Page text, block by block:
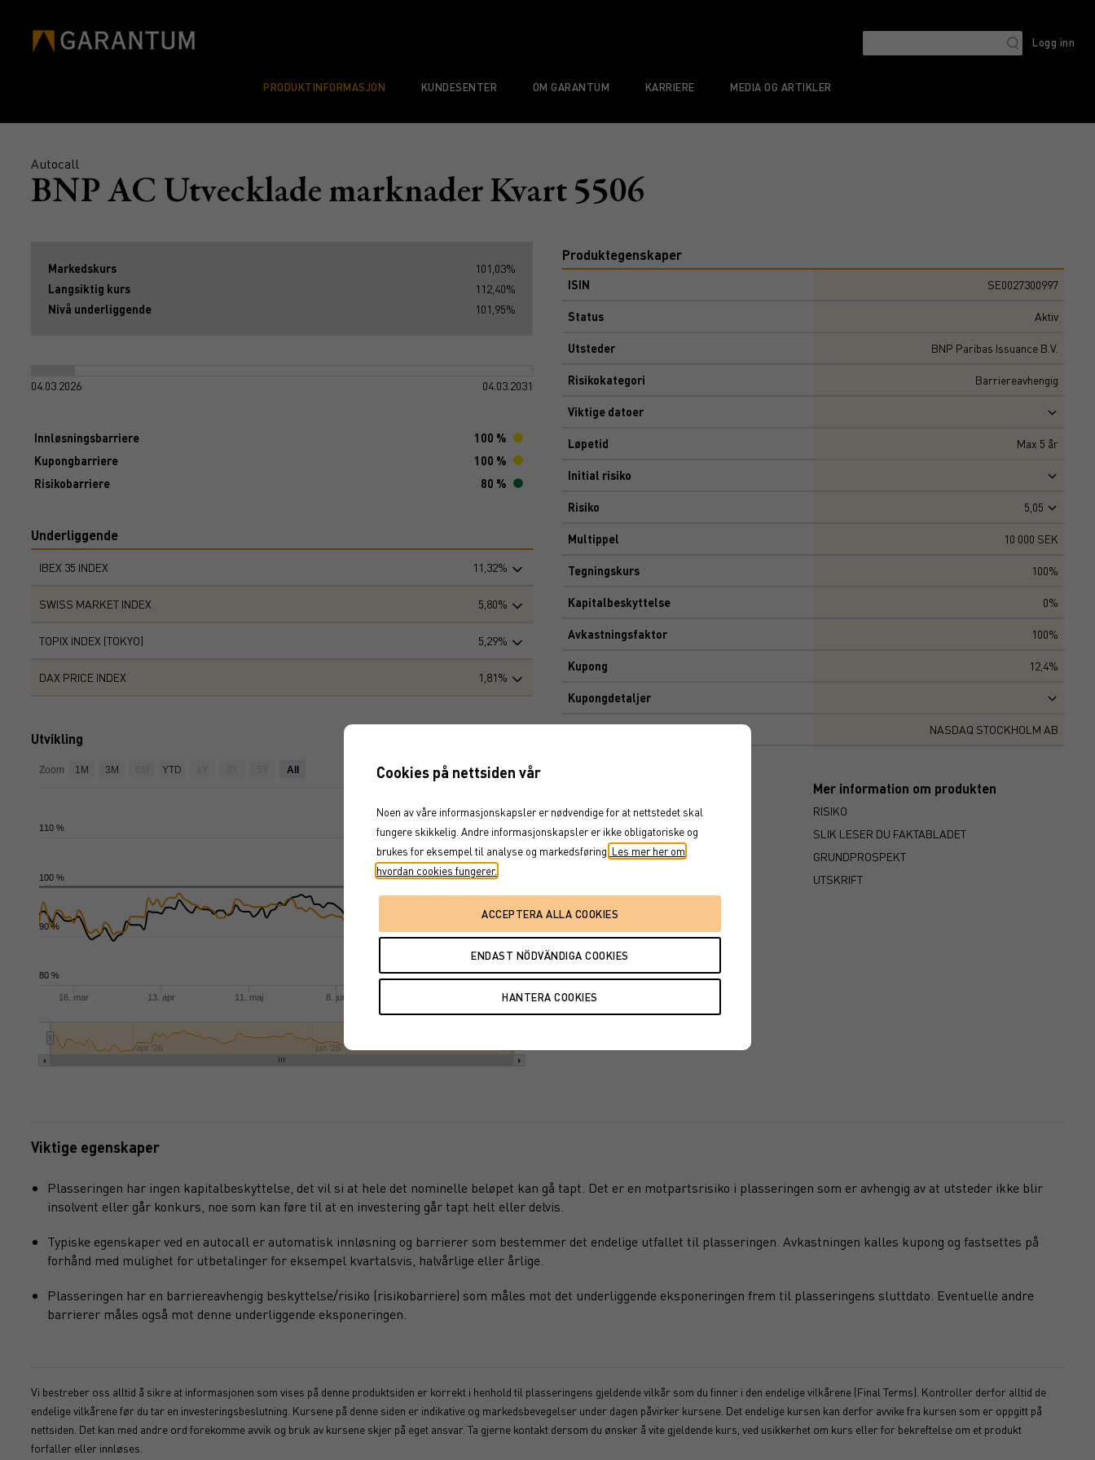
Logg inn
PRODUKTINFORMASJON KUNDESENTER OM GARANTUM KARRIERE MEDIA OG ARTIKLER
Autocall
BNP AC Utvecklade marknader Kvart 5506
Markedskurs
101,03%
Langsiktig kurs
112,40%
Nivå underliggende
101,95%
04.03.2026 04.03.2031
Innløsningsbarriere
100 %
Kupongbarriere
100 %
Risikobarriere
80 %
Underliggende
IBEX 35 INDEX 11,32%
SWISS MARKET INDEX 5,80%
TOPIX INDEX (TOKYO) 5,29%
DAX PRICE INDEX 1,81%
Utvikling
16. mar 13. apr 11. maj 8. jun 3. aug
apr '26 jun '26
90 %
100 %
110 %
80 %
Zoom 1M 3M YTD All mar 4, 2026 → aug 6, 2026
Produktegenskaper
ISIN SE0027300997
Status Aktiv
Utsteder BNP Paribas Issuance B.V.
Risikokategori Barriereavhengig
Viktige datoer
Løpetid Max 5 år
Initial risiko
Risiko 5,05
Multippel 10 000 SEK
Tegningskurs 100%
Kapitalbeskyttelse 0%
Avkastningsfaktor 100%
Kupong 12,4%
Kupongdetaljer
Markedsplass NASDAQ STOCKHOLM AB
Mer information om produkten
RISIKO
SLIK LESER DU FAKTABLADET
GRUNDPROSPEKT
UTSKRIFT
Viktige egenskaper
Plasseringen har ingen kapitalbeskyttelse, det vil si at hele det nominelle beløpet kan gå tapt. Det er en motpartsrisiko i plasseringen som er avhengig av at utsteder ikke blir
insolvent eller går konkurs, noe som kan føre til at en investering går tapt helt eller delvis.
Typiske egenskaper ved en autocall er automatisk innløsning og barrierer som bestemmer det endelige utfallet til plasseringen. Avkastningen kalles kupong og fastsettes på
forhånd med mulighet for utbetalinger for eksempel kvartalsvis, halvårlige eller årlige.
Plasseringen har en barriereavhengig beskyttelse/risiko (risikobarriere) som måles mot det underliggende eksponeringen frem til plasseringens sluttdato. Eventuelle andre
barrierer måles også mot denne underliggende eksponeringen.
Vi bestreber oss alltid å sikre at informasjonen som vises på denne produktsiden er korrekt i henhold til plasseringens gjeldende vilkår som du finner i den endelige vilkårene (Final Terms). Kontroller derfor alltid de
endelige vilkårene før du tar en investeringsbeslutning. Kursene på denne siden er indikative og markedsbevegelser under dagen påvirker kursene. Det endelige kursen kan derfor avvike fra kursen som er oppgitt på
nettsiden. Det kan med andre ord forekomme avvik og bruk av kursene skjer på eget ansvar. Ta gjerne kontakt dersom du ønsker å vite gjeldende kurs, ved usikkerhet om kurs eller for bekreftelse om et produkt
forfaller eller innløses.
Cookies på nettsiden vår
Noen av våre informasjonskapsler er nødvendige for at nettstedet skal
fungere skikkelig. Andre informasjonskapsler er ikke obligatoriske og
brukes for eksempel til analyse og markedsføring. Les mer her om
hvordan cookies fungerer.